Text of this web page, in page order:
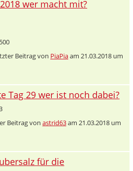
wer macht mit?
Beitrag von PiaPiaam 21.03.2018 um
Tag 29 wer ist noch dabei?
Beitrag von astrid63am 21.03.2018 um
für die